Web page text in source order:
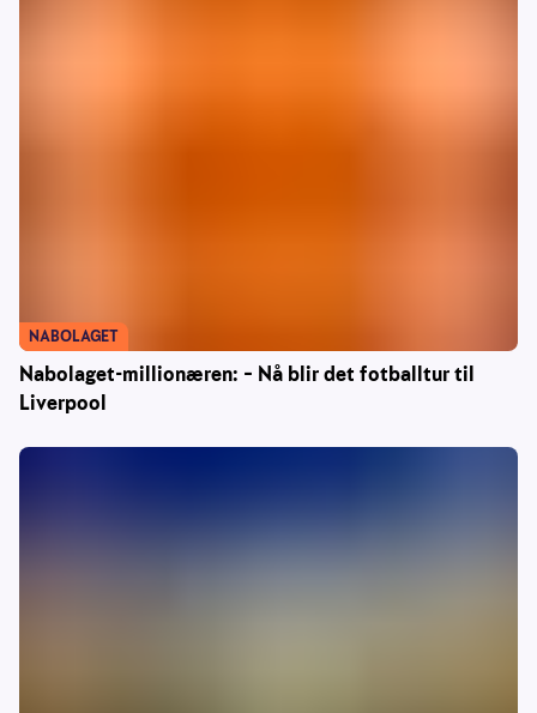
Nabolaget-millionæren: – Nå blir det fotballtur til
Liverpool
NABOLAGET